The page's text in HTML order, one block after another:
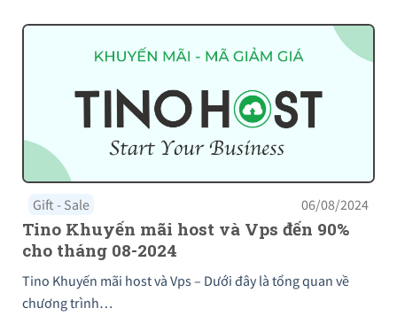
Gift - Sale 06/08/2024
Tino Khuyến mãi host và Vps đến 90%
cho tháng 08-2024
Tino Khuyến mãi host và Vps – Dưới đây là tổng quan về
chương trình…